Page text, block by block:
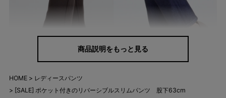
商品説明をもっと見る
HOME
レディースパンツ
[SALE] ポケット付きのリバーシブルスリムパンツ 股下63cm